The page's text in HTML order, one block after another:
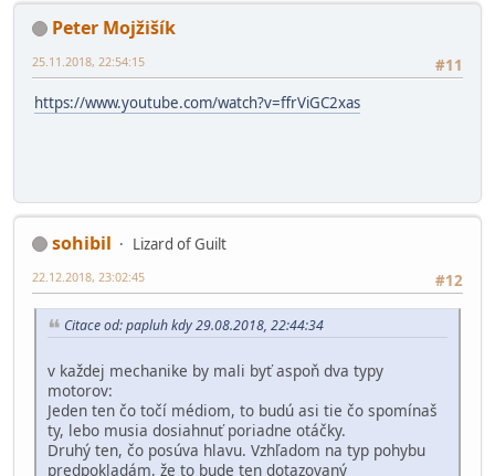
Peter Mojžišík
#11
25.11.2018, 22:54:15
https://www.youtube.com/watch?v=ffrViGC2xas
sohibil
Lizard of Guilt
#12
22.12.2018, 23:02:45
Citace od: papluh kdy 29.08.2018, 22:44:34
v každej mechanike by mali byť aspoň dva typy
motorov:
Jeden ten čo točí médiom, to budú asi tie čo spomínaš
ty, lebo musia dosiahnuť poriadne otáčky.
Druhý ten, čo posúva hlavu. Vzhľadom na typ pohybu
predpokladám, že to bude ten dotazovaný